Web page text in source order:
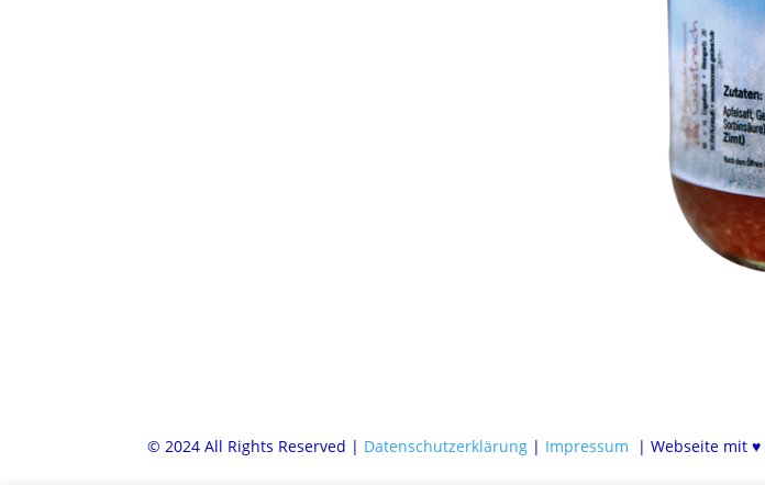
© 2024 All Rights Reserved | Datenschutzerklärung | Impressum | Webseite mit♥